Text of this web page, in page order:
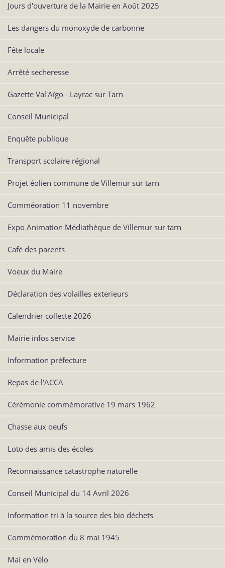
Jours d'ouverture de la Mairie en Août 2025
Les dangers du monoxyde de carbonne
Fête locale
Arrêté secheresse
Gazette Val'Aïgo - Layrac sur Tarn
Conseil Municipal
Enquête publique
Transport scolaire régional
Projet éolien commune de Villemur sur tarn
Comméoration 11 novembre
Expo Animation Médiathèque de Villemur sur tarn
Café des parents
Voeux du Maire
Déclaration des volailles exterieurs
Calendrier collecte 2026
Mairie infos service
Information préfecture
Repas de l'ACCA
Cérémonie commémorative 19 mars 1962
Chasse aux oeufs
Loto des amis des écoles
Reconnaissance catastrophe naturelle
Conseil Municipal du 14 Avril 2026
Information tri à la source des bio déchets
Commémoration du 8 mai 1945
Mai en Vélo